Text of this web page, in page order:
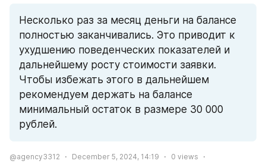
Несколько раз за месяц деньги на балансе
полностью заканчивались. Это приводит к
ухудшению поведенческих показателей и
дальнейшему росту стоимости заявки.
Чтобы избежать этого в дальнейшем
рекомендуем держать на балансе
минимальный остаток в размере 30 000
рублей.
@agency3312 December 5, 2024, 14:19 0 views